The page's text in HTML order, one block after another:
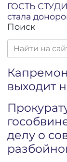
ГОСТЬ
стала
Поиск
выходит
делу о